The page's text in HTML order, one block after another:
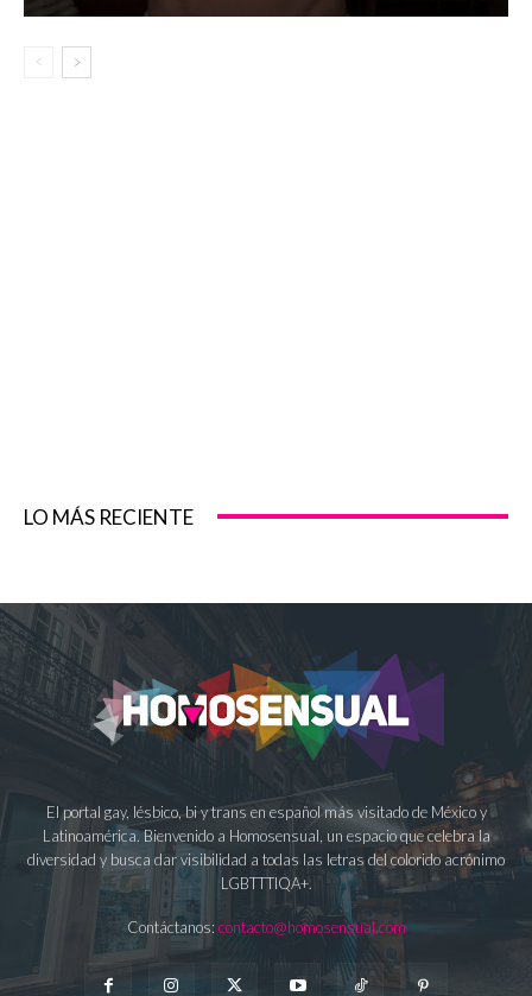
LO MÁS RECIENTE
El portal gay, lésbico, bi y trans en español más visitado de México y
Latinoamérica. Bienvenido a Homosensual, un espacio que celebra la
diversidad y busca dar visibilidad a todas las letras del colorido acrónimo
LGBTTTIQA+.
Contáctanos: contacto@homosensual.com